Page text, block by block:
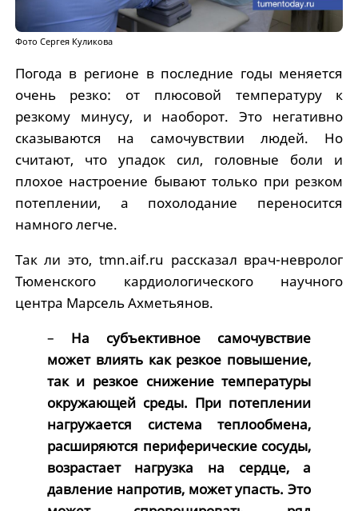
Фото Сергея Куликова
Погода в регионе в последние годы меняется
очень резко: от плюсовой температуру к
резкому минусу, и наоборот. Это негативно
сказываются на самочувствии людей. Но
считают, что упадок сил, головные боли и
плохое настроение бывают только при резком
потеплении, а похолодание переносится
намного легче.
Так ли это, tmn.aif.ru рассказал врач-невролог
Тюменского кардиологического научного
центра Марсель Ахметьянов.
– На субъективное самочувствие
может влиять как резкое повышение,
так и резкое снижение температуры
окружающей среды. При потеплении
нагружается система теплообмена,
расширяются периферические сосуды,
возрастает нагрузка на сердце, а
давление напротив, может упасть. Это